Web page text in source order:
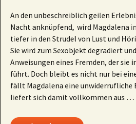
An den unbeschreiblich geilen
Nacht anknüpfend, wird Magdalena
tiefer in den Strudel von Lust und
Sie wird zum Sexobjekt degradiert
Anweisungen eines Fremden, der sie
führt. Doch bleibt es nicht nur bei
fällt Magdalena eine unwiderrufliche
liefert sich damit vollkommen aus …